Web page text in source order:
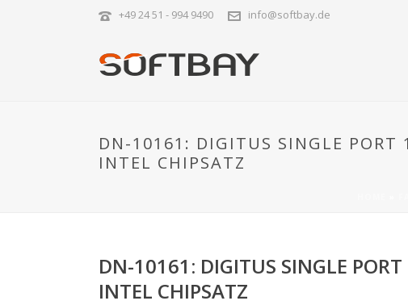
+49 24 51 - 994 9490 info@softbay.de
DN-10161: DIGITUS SINGLE PORT
INTEL CHIPSATZ
DN-10161: DIGITUS SINGLE PORT
INTEL CHIPSATZ